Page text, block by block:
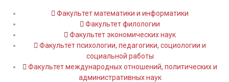
Факультет математики и информатики
Факультет филологии
Факультет экономических наук
Факультет психологии, педагогики, социологии и
социальной работы
Факультет международных отношений, политических и
административных наук